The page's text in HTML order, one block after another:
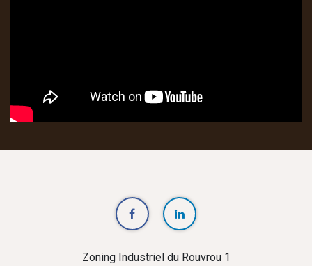
Zoning Industriel du Rouvrou 1